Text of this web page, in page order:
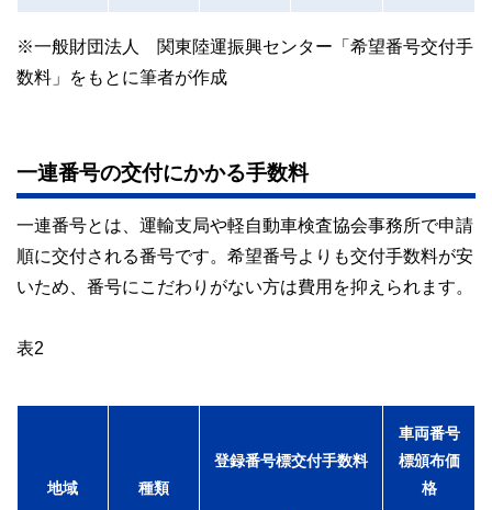
※一般財団法人 関東陸運振興センター「希望番号交付手
数料」をもとに筆者が作成
一連番号の交付にかかる手数料
一連番号とは、運輸支局や軽自動車検査協会事務所で申請
順に交付される番号です。希望番号よりも交付手数料が安
いため、番号にこだわりがない方は費用を抑えられます。
表2
地域 種類
登録番号標交付手数料
車両番号
標頒布価
格